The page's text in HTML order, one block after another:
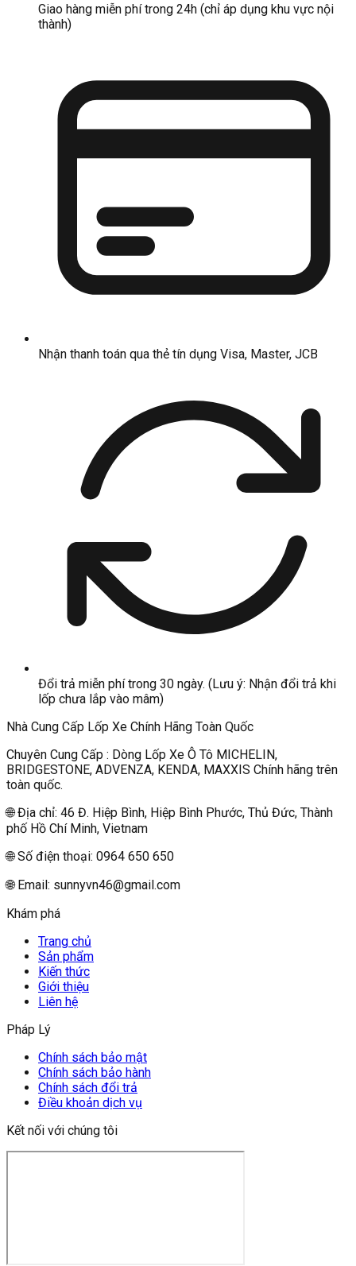
Giao hàng miễn phí trong 24h (chỉ áp dụng khu vực nội
thành)
Nhận thanh toán qua thẻ tín dụng Visa, Master, JCB
Đổi trả miễn phí trong 30 ngày. (Lưu ý: Nhận đổi trả khi
lốp chưa lắp vào mâm)
Nhà Cung Cấp Lốp Xe Chính Hãng Toàn Quốc
Chuyên Cung Cấp : Dòng Lốp Xe Ô Tô MICHELIN,
BRIDGESTONE, ADVENZA, KENDA, MAXXIS Chính hãng trên
toàn quốc.
🌐 Địa chỉ: 46 Đ. Hiệp Bình, Hiệp Bình Phước, Thủ Đức, Thành
phố Hồ Chí Minh, Vietnam
🌐 Số điện thoại: 0964 650 650
🌐 Email: sunnyvn46@gmail.com
Khám phá
Trang chủ
Sản phẩm
Kiến thức
Giới thiệu
Liên hệ
Pháp Lý
Chính sách bảo mật
Chính sách bảo hành
Chính sách đổi trả
Điều khoản dịch vụ
Kết nối với chúng tôi